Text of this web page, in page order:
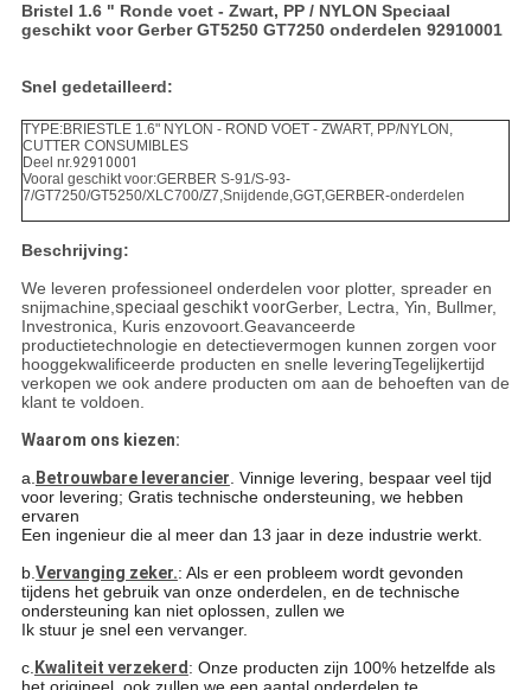
Bristel 1.6 " Ronde voet - Zwart, PP / NYLON Speciaal
geschikt voor Gerber GT5250 GT7250 onderdelen 92910001
Snel gedetailleerd:
TYPE:BRIESTLE 1.6" NYLON - ROND VOET - ZWART, PP/NYLON,
CUTTER CONSUMIBLES
Deel nr.92910001
Vooral geschikt voor:GERBER S-91/S-93-
7/GT7250/GT5250/XLC700/Z7,Snijdende,GGT,GERBER-onderdelen
Beschrijving:
We leveren professioneel onderdelen voor plotter, spreader en
snijmachine,speciaal geschikt voorGerber, Lectra, Yin, Bullmer,
Investronica, Kuris enzovoort.Geavanceerde
productietechnologie en detectievermogen kunnen zorgen voor
hooggekwalificeerde producten en snelle leveringTegelijkertijd
verkopen we ook andere producten om aan de behoeften van de
klant te voldoen.
Waarom ons kiezen:
a. Betrouwbare leverancier. Vinnige levering, bespaar veel tijd
voor levering; Gratis technische ondersteuning, we hebben
ervaren
Een ingenieur die al meer dan 13 jaar in deze industrie werkt.
b.Vervanging zeker.: Als er een probleem wordt gevonden
tijdens het gebruik van onze onderdelen, en de technische
ondersteuning kan niet oplossen, zullen we
Ik stuur je snel een vervanger.
c. Kwaliteit verzekerd: Onze producten zijn 100% hetzelfde als